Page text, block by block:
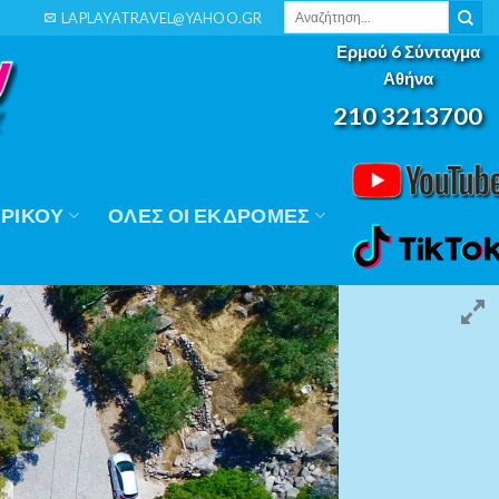
LAPLAYATRAVEL@YAHOO.GR
Αναζήτηση
Ερμού 6 Σύνταγμα
Αθήνα
210 3213700
ΟΛΕΣ ΟΙ ΕΚΔΡΟΜΕΣ